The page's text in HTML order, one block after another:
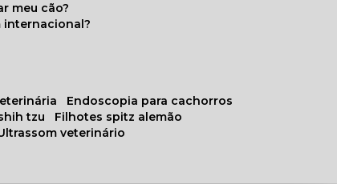
meu cão?
internacional?
endoscopia para cachorros
tzu
filhotes spitz alemão
ultrassom veterinário